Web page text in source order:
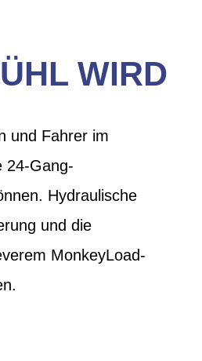
WIRD
und Fahrer im
24-Gang-
Hydraulische
und die
MonkeyLoad-